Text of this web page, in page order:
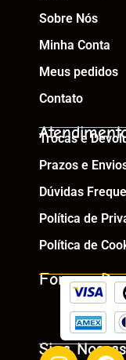
Sobre Nós
Minha Conta
Meus pedidos
Contato
Trocas e
Prazos e
Dúvidas
Política de
Política de
Formas De
Siga